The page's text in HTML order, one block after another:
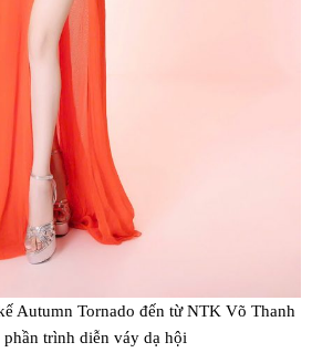
Autumn Tornado đến từ NTK Võ Thanh
phần trình diễn váy dạ hội